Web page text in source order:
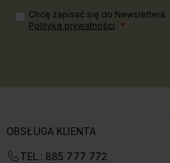
Chcę zapisać się do Newslettera.
Politykę prywatności.
OBSŁUGA KLIENTA
TEL.: 885 777 772